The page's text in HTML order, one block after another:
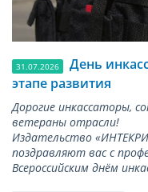
31.07.2026
День
этапе развития
Дорогие инкассаторы,
ветераны отрасли!
Издательство
поздравляют вас с
Всероссийским днём